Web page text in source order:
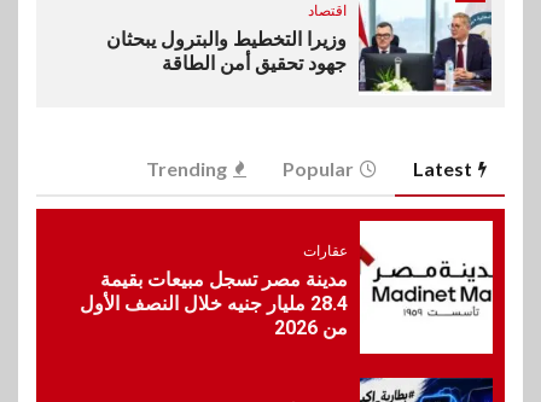
اقتصاد
وزيرا التخطيط والبترول يبحثان
جهود تحقيق أمن الطاقة
ارتفاع أسعار النفط مع تصاعد
المخاوف بشأن مستقبل الملاحة
7 بنوك
البنك الزراعي يكرم موظفيه
Latest
Popular
Trending
عقارات
مدينة مصر تسجل مبيعات بقيمة
28.4 مليار جنيه خلال النصف الأول
من 2026